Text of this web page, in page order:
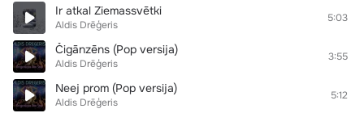
Ir atkal Ziemassvētki
Aldis Drēģeris
5:03
Čigānzēns (Pop versija)
Aldis Drēģeris
3:55
Neej prom (Pop versija)
Aldis Drēģeris
5:12